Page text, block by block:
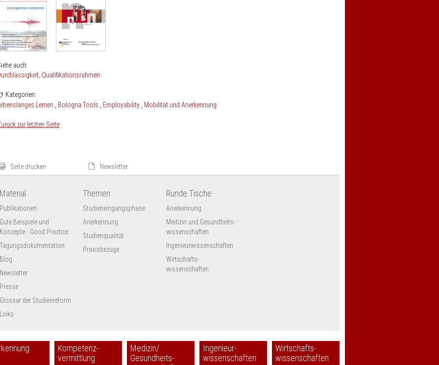
auch:
Qualifikationsrahmen
Kategorien:
Lernen
Bologna Tools Employability Mobilität und Anerkennung
zur letzten Seite
Seite drucken Newsletter
Material
Publikationen
Gute Beispiele und
Konzepte - Good Practice
Tagungsdokumentation
Blog
Newsletter
Presse
Glossar der Studienreform
Links
Themen
Studieneingangsphase
Anerkennung
Studienqualität
Praxisbezüge
Runde Tische
Anerkennung
Medizin und Gesundheits-
wissenschaften
Ingenieur­wissenschaften
Wirtschafts-
wissenschaften
Kompetenz-
vermittlung
Medizin/
Gesundheits-
Ingenieur-
wissenschaften
Wirtschafts-
wissenschaften